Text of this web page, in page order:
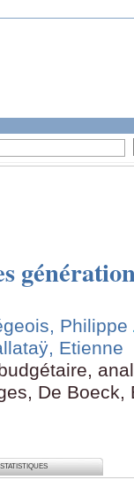
Philippe
Etienne
De Boeck,
STATISTIQUES